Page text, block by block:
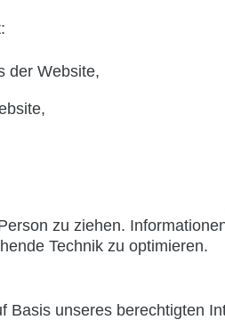
der Website,
zu ziehen.
Technik zu optimieren.
unseres berechtigten